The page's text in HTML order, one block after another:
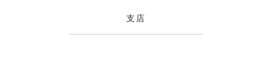
支店